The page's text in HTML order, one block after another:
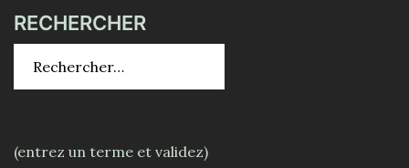
RECHERCHER
(entrez un terme et validez)